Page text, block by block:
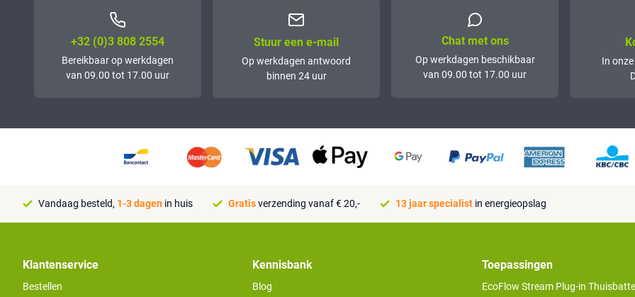
+32 (0)3 808 2554
Bereikbaar op werkdagen
van 09.00 tot 17.00 uur
Stuur een e-mail
Op werkdagen antwoord
binnen 24 uur
Chat met ons
Op werkdagen beschikbaar
van 09.00 tot 17.00 uur
In
Vandaag besteld, 1-3 dagen in huis Gratisverzending vanaf € 20,- 13 jaar specialist in energieopslag
Klantenservice
Bestellen
Kennisbank
Blog
Toepassingen
EcoFlow Stream Plug-in